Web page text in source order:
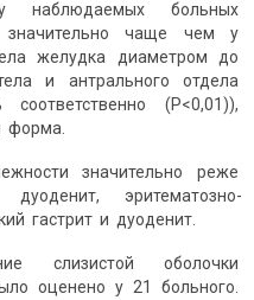
наблюдаемых больных
значительно чаще чем у
желудка диаметром до
и антрального отдела
(Р<0,01)),
форма.
значительно реже
дуоденит, эритематозно-
гастрит и дуоденит.
слизистой оболочки
оценено у 21 больного.